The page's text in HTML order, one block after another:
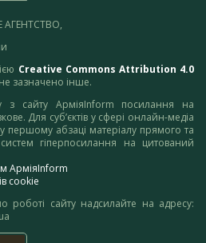
АГЕНТСТВО,
Creative Commons Attribution 4.0
зазначено інше.
з сайту АрміяInform посилання на
Для суб’єктів у сфері онлайн-медіа
першому абзаці матеріалу прямого та
гіперпосилання на цитований
АрміяInform
cookie
роботі сайту надсилайте на адресу: